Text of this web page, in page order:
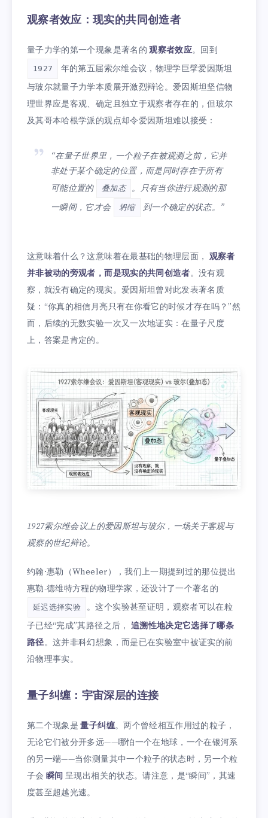
观察者效应：现实的共同创造者
量子力学的第一个现象是著名的观察者效应。回到
1927
年的第五届索尔维会议，物理学巨擘爱因斯坦
与玻尔就量子力学本质展开激烈辩论。爱因斯坦坚信物
理世界应是客观、确定且独立于观察者存在的，但玻尔
及其哥本哈根学派的观点却令爱因斯坦难以接受：
“在量子世界里，一个粒子在被观测之前，它并
非处于某个确定的位置，而是同时存在于所有
可能位置的
叠加态
。只有当你进行观测的那
一瞬间，它才会
坍缩 到一个确定的状态。”
这意味着什么？这意味着在最基础的物理层面， 观察者
并非被动的旁观者，而是现实的共同创造者。没有观
察，就没有确定的现实。爱因斯坦曾对此发表著名质
疑：“你真的相信月亮只有在你看它的时候才存在吗？”然
而，后续的无数实验一次又一次地证实：在量子尺度
上，答案是肯定的。
1927索尔维会议上的爱因斯坦与玻尔，一场关于客观与
观察的世纪辩论。
约翰·惠勒（Wheeler），我们上一期提到过的那位提出
惠勒-德维特方程的物理学家，还设计了一个著名的
延迟选择实验
。这个实验甚至证明，观察者可以在粒
子已经“完成”其路径之后， 追溯性地决定它选择了哪条
路径。这并非科幻想象，而是已在实验室中被证实的前
沿物理事实。
量子纠缠：宇宙深层的连接
第二个现象是量子纠缠。两个曾经相互作用过的粒子，
无论它们被分开多远——哪怕一个在地球，一个在银河系
的另一端——当你测量其中一个粒子的状态时，另一个粒
子会瞬间 呈现出相关的状态。请注意，是“瞬间”，其速
度甚至超越光速。